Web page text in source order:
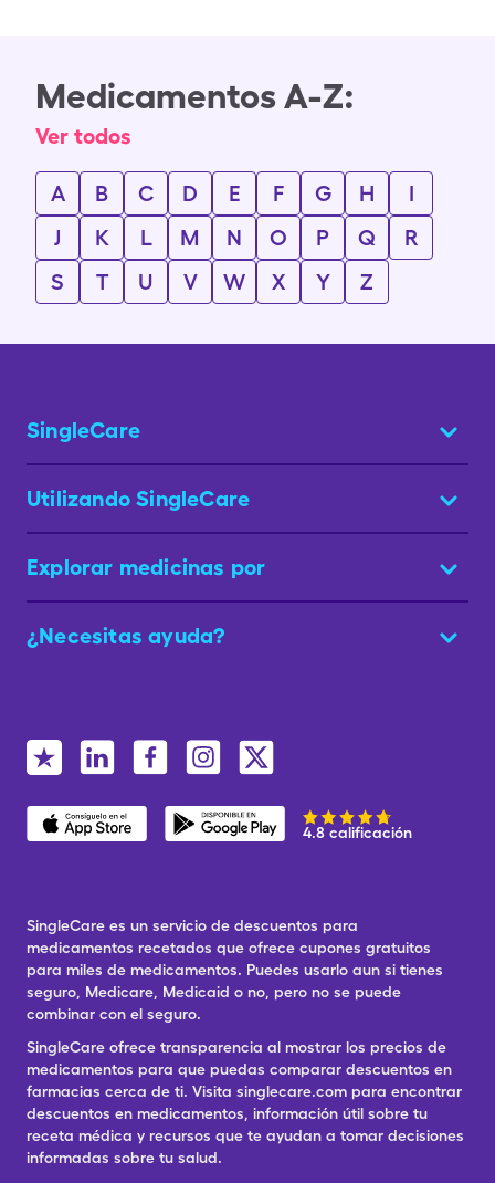
Medicamentos A-Z:
Ver todos
A B C D E F G H
I
J
K L M N O P Q
R
S
T U V W X Y Z
SingleCare
Utilizando SingleCare
Explorar medicinas por
¿Necesitas ayuda?
4.8 calificación
SingleCare es un servicio de descuentos para
medicamentos recetados que ofrece cupones gratuitos
para miles de medicamentos. Puedes usarlo aun si tienes
seguro, Medicare, Medicaid o no, pero no se puede
combinar con el seguro.
SingleCare ofrece transparencia al mostrar los precios de
medicamentos para que puedas comparar descuentos en
farmacias cerca de ti. Visita singlecare.com para encontrar
descuentos en medicamentos, información útil sobre tu
receta médica y recursos que te ayudan a tomar decisiones
informadas sobre tu salud.